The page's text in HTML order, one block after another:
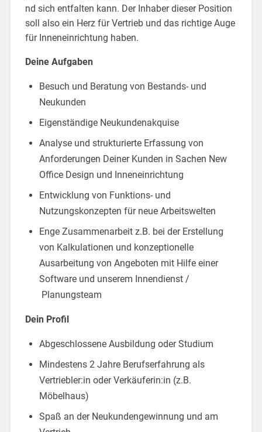
nd sich entfalten kann. Der Inhaber dieser Position
soll also ein Herz für Vertrieb und das richtige Auge
für Inneneinrichtung haben.
Deine Aufgaben
Besuch und Beratung von Bestands- und
Neukunden
Eigenständige Neukundenakquise
Analyse und strukturierte Erfassung von
Anforderungen Deiner Kunden in Sachen New
Office Design und Inneneinrichtung
Entwicklung von Funktions- und
Nutzungskonzepten für neue Arbeitswelten
Enge Zusammenarbeit z.B. bei der Erstellung
von Kalkulationen und konzeptionelle
Ausarbeitung von Angeboten mit Hilfe einer
Software und unserem Innendienst /
Planungsteam
Dein Profil
Abgeschlossene Ausbildung oder Studium
Mindestens 2 Jahre Berufserfahrung als
Vertriebler:in oder Verkäuferin:in (z.B.
Möbelhaus)
Spaß an der Neukundengewinnung und am